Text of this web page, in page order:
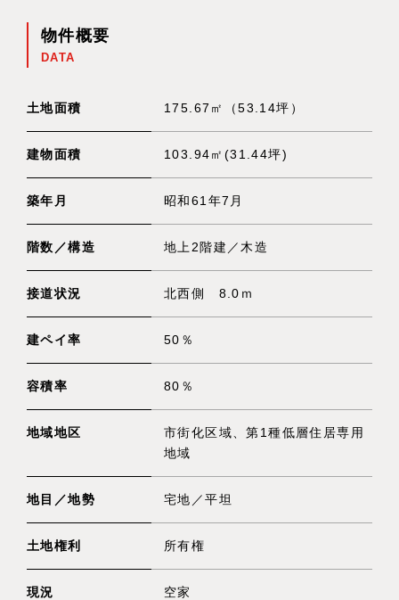
物件概要
DATA
土地面積 175.67㎡（53.14坪）
建物面積 103.94㎡(31.44坪)
築年月 昭和61年7月
階数／構造 地上2階建／木造
接道状況 北西側 8.0ｍ
建ペイ率 50％
容積率 80％
地域地区
市街化区域、第1種低層住居専用
地域
地目／地勢 宅地／平坦
土地権利 所有権
現況 空家